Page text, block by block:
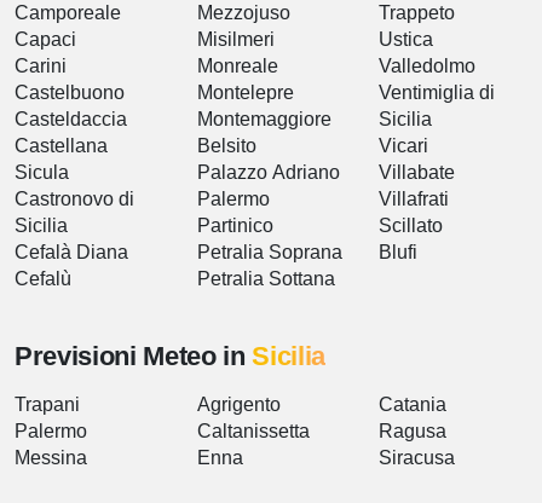
Camporeale
Capaci
Carini
Castelbuono
Casteldaccia
Castellana
Sicula
Castronovo di
Sicilia
Cefalà Diana
Cefalù
Mezzojuso
Misilmeri
Monreale
Montelepre
Montemaggiore
Belsito
Palazzo Adriano
Palermo
Partinico
Petralia Soprana
Petralia Sottana
Trappeto
Ustica
Valledolmo
Ventimiglia di
Sicilia
Vicari
Villabate
Villafrati
Scillato
Blufi
Previsioni Meteo inSicilia
Trapani
Palermo
Messina
Agrigento
Caltanissetta
Enna
Catania
Ragusa
Siracusa